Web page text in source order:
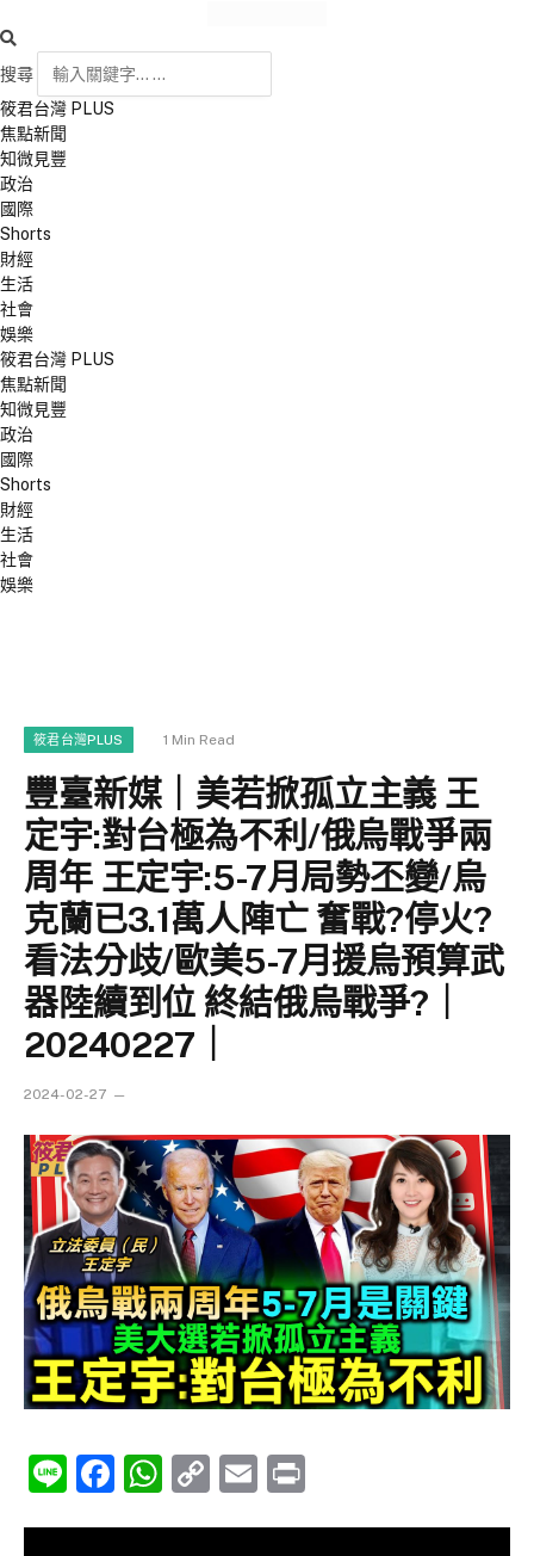
搜尋
筱君台灣 PLUS
焦點新聞
知微見豐
政治
國際
Shorts
財經
生活
社會
娛樂
筱君台灣 PLUS
焦點新聞
知微見豐
政治
國際
Shorts
財經
生活
社會
娛樂
筱君台灣PLUS 1 Min Read
豐臺新媒｜美若掀孤立主義 王
定宇:對台極為不利/俄烏戰爭兩
周年 王定宇:5-7月局勢丕變/烏
克蘭已3.1萬人陣亡 奮戰?停火?
看法分歧/歐美5-7月援烏預算武
器陸續到位 終結俄烏戰爭?｜
20240227｜
2024-02-27
LineFacebook
WhatsApp
CopyEmail